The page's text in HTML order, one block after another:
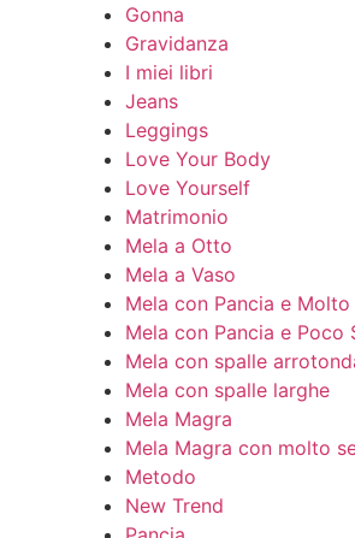
Gonna
Gravidanza
I miei libri
Jeans
Leggings
Love Your Body
Love Yourself
Matrimonio
Mela a Otto
Mela a Vaso
Mela con Pancia e Molto
Mela con Pancia e Poco
Mela con spalle
Mela con spalle larghe
Mela Magra
Mela Magra con molto
Metodo
New Trend